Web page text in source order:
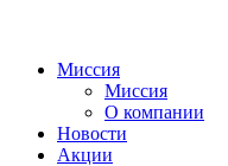
Миссия
Миссия
О компании
Новости
Акции